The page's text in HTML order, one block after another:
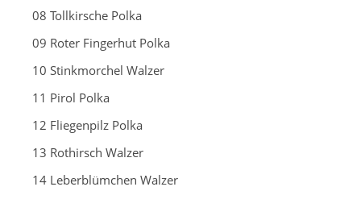
08 Tollkirsche Polka
09 Roter Fingerhut Polka
10 Stinkmorchel Walzer
11 Pirol Polka
12 Fliegenpilz Polka
13 Rothirsch Walzer
14 Leberblümchen Walzer